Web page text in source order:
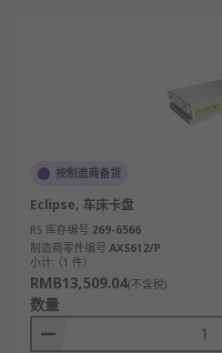
按制造商备货
Eclipse, 车床卡盘
RS 库存编号 269-6566
制造商零件编号 AXS612/P
小计（1 件）
RMB13,509.04(不含税)
数量